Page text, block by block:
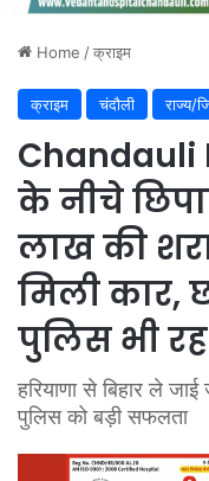
Home /क्राइम
क्राइम चंदौली राज्य/
Chandauli
के नीचे
लाख की
मिली कार,
पुलिस भी
हरियाणा से बिहार ले जाई
पुलिस को बड़ी सफलता